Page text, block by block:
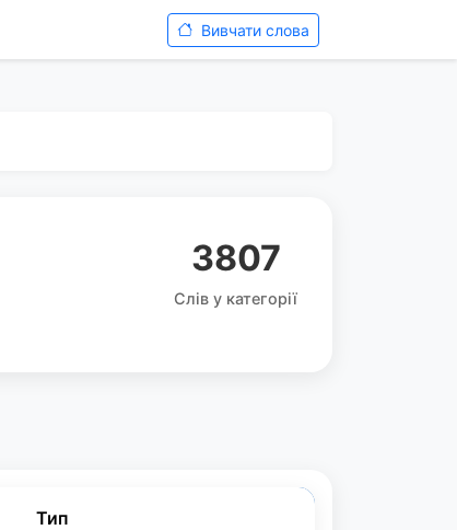
Вивчати слова
3807
Слів у категорії
Тип